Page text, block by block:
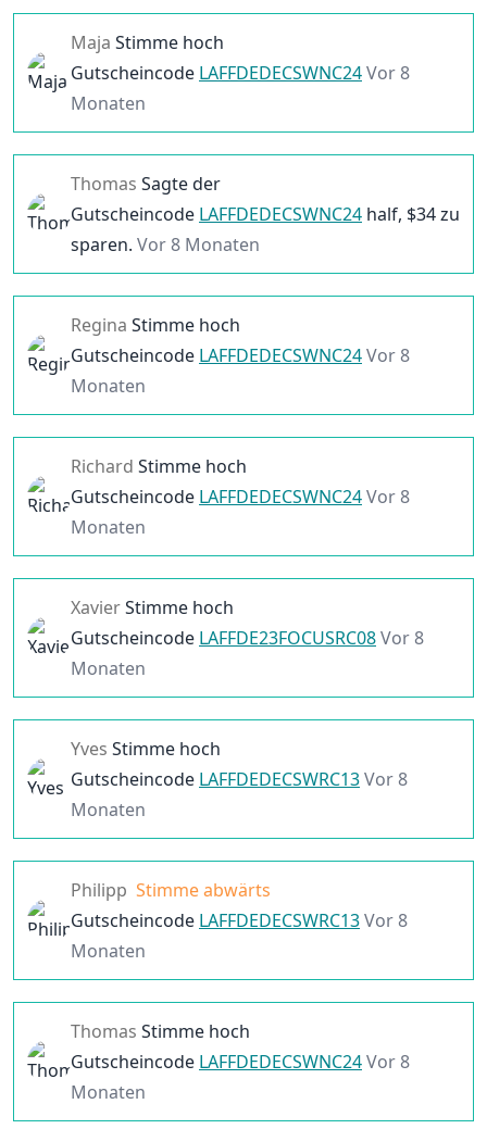
Maja Stimme hoch
Gutscheincode LAFFDEDECSWNC24Vor 8
Monaten
Thomas Sagte der
Gutscheincode LAFFDEDECSWNC24 half, $34zu
sparen. Vor 8 Monaten
Regina Stimme hoch
Gutscheincode LAFFDEDECSWNC24Vor 8
Monaten
Richard Stimme hoch
Gutscheincode LAFFDEDECSWNC24Vor 8
Monaten
XavierStimme hoch
Gutscheincode LAFFDE23FOCUSRC08Vor 8
Monaten
Yves Stimme hoch
Gutscheincode LAFFDEDECSWRC13Vor 8
Monaten
Philipp Stimme abwärts
Gutscheincode LAFFDEDECSWRC13Vor 8
Monaten
Thomas Stimme hoch
Gutscheincode LAFFDEDECSWNC24Vor 8
Monaten